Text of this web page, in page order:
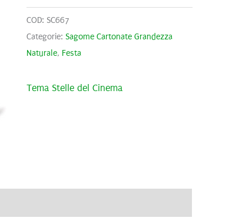
COD: SC667
Categorie: Sagome Cartonate Grandezza
Naturale, Festa
Tema Stelle del Cinema